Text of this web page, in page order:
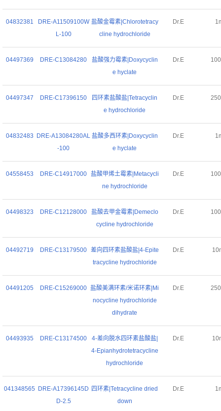
04832381
DRE-A11509100W
L-100
盐酸金霉素|Chlorotetracy
cline hydrochloride
Dr.E
04497369 DRE-C13084280
盐酸强力霉素|Doxycyclin
e hyclate
Dr.E
04497347 DRE-C17396150
四环素盐酸盐|Tetracyclin
e hydrochloride
Dr.E
04832483
DRE-A13084280AL
-100
盐酸多西环素|Doxycyclin
e hyclate
Dr.E
04558453 DRE-C14917000 盐酸甲烯土霉素|Metacycli
ne hydrochloride
Dr.E
04498323 DRE-C12128000
盐酸去甲金霉素|Demeclo
cycline hydrochloride
Dr.E
04492719 DRE-C13179500 差向四环素盐酸盐|4-Epite
tracycline hydrochloride
Dr.E
04491205 DRE-C15269000 盐酸美满环素/米诺环素|Mi
nocycline hydrochloride
dihydrate
Dr.E
04493935 DRE-C13174500
4-差向脱水四环素盐酸盐|
4-Epianhydrotetracycline
hydrochloride
Dr.E
041348565
DRE-A17396145D
D-2.5
四环素|Tetracycline dried
down
Dr.E